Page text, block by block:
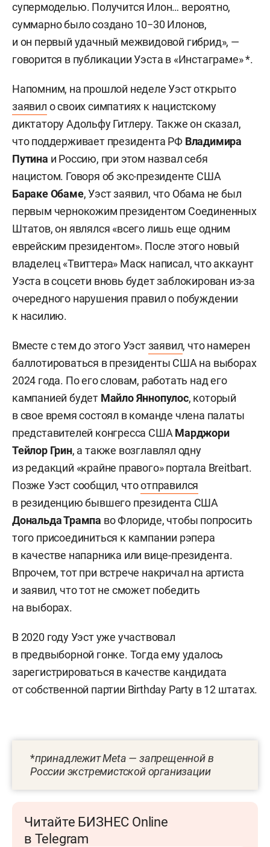
супермоделью. Получится Илон… вероятно,
суммарно было создано 10−30 Илонов,
и он первый удачный межвидовой гибрид», —
говорится в публикации Уэста в «Инстаграме» *.
Напомним, на прошлой неделе Уэст открыто
заявил о своих симпатиях к нацистскому
диктатору Адольфу Гитлеру. Также он сказал,
что поддерживает президента РФ Владимира
Путина и Россию, при этом назвал себя
нацистом. Говоря об экс-президенте США
Бараке Обаме, Уэст заявил, что Обама не был
первым чернокожим президентом Соединенных
Штатов, он являлся «всего лишь еще одним
еврейским президентом». После этого новый
владелец «Твиттера» Маск написал, что аккаунт
Уэста в соцсети вновь будет заблокирован из-за
очередного нарушения правил о побуждении
к насилию.
Вместе с тем до этого Уэстзаявил, что намерен
баллотироваться в президенты США на выборах
2024 года. По его словам, работать над его
кампанией будет Майло Яннопулос, который
в свое время состоял в команде члена палаты
представителей конгресса США Марджори
Тейлор Грин, а также возглавлял одну
из редакций «крайне правого» портала Breitbart.
Позже Уэст сообщил, чтоотправился
в резиденцию бывшего президента США
Дональда Трампа во Флориде, чтобы попросить
того присоединиться к кампании рэпера
в качестве напарника или вице-президента.
Впрочем, тот при встрече накричал на артиста
и заявил, что тот не сможет победить
на выборах.
В 2020 году Уэст уже участвовал
в предвыборной гонке. Тогда ему удалось
зарегистрироваться в качестве кандидата
от собственной партии Birthday Party в 12 штатах.
*принадлежит Meta — запрещенной в
России экстремистской организации
Читайте БИЗНЕС Online
в Telegram